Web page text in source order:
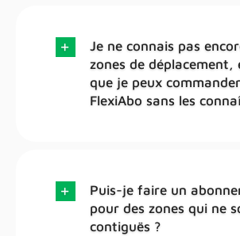
Je ne connais pas
zones de déplacement,
que je peux
FlexiAbo sans les
Puis-je faire un
pour des zones qui ne
contiguës ?